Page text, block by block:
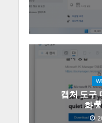
캡처 도구
화